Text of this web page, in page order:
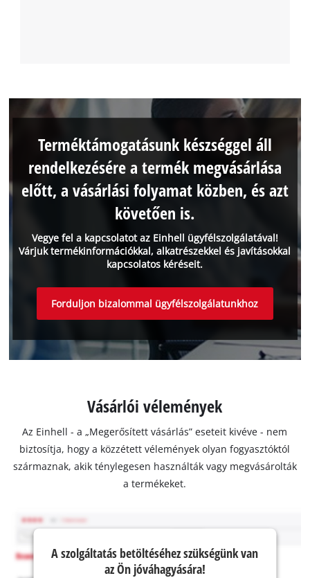
Vegye fel a kapcsolatot az Einhell ügyfélszolgálatával!
Várjuk termékinformációkkal, alkatrészekkel és javításokkal
kapcsolatos kéréseit.
Terméktámogatásunk készséggel áll
rendelkezésére a termék megvásárlása
előtt, a vásárlási folyamat közben, és azt
követően is.
Forduljon bizalommal ügyfélszolgálatunkhoz
Vásárlói vélemények
Az Einhell - a „Megerősített vásárlás” eseteit kivéve - nem
biztosítja, hogy a közzétett vélemények olyan fogyasztóktól
származnak, akik ténylegesen használták vagy megvásárolták
a termékeket.
A szolgáltatás betöltéséhez szükségünk van
az Ön jóváhagyására!